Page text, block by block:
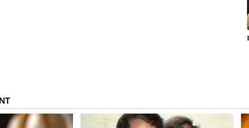
வருகின்றன. பேசிக் மாடல் ஸ்னாப்டிராகன் 7
இயக்கப்படுகிறது. ப்ரோ மாடல் ஸ்னாப்டிராகன் 8s